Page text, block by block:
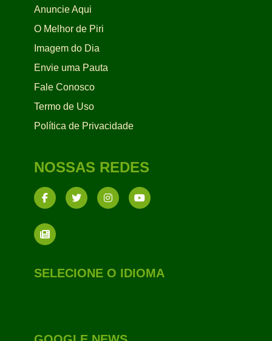
Anuncie Aqui
O Melhor de Piri
Imagem do Dia
Envie uma Pauta
Fale Conosco
Termo de Uso
Política de Privacidade
NOSSAS REDES
SELECIONE O IDIOMA